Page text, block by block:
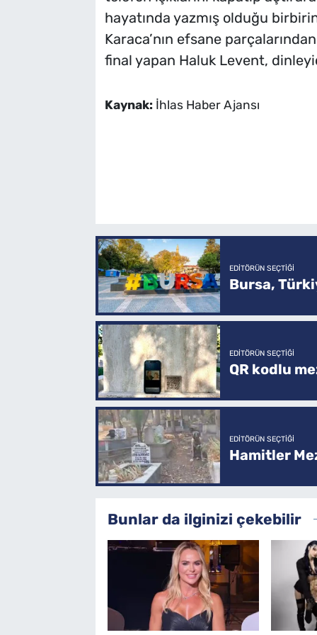
hayatında yazmış olduğu
Karaca’nın efsane
final yapan Haluk Levent,
Kaynak: İhlas Haber Ajansı
EDITÖRÜN SEÇTIĞI
Bursa,
EDITÖRÜN SEÇTIĞI
QR kodlu
EDITÖRÜN SEÇTIĞI
Hamitler
Bunlar da ilginizi çekebilir